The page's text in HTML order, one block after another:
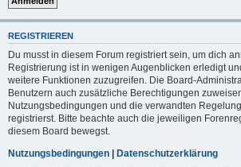
REGISTRIEREN
Du musst in diesem Forum registriert sein, um dich
Registrierung ist in wenigen Augenblicken erledigt
weitere Funktionen zuzugreifen. Die Board-
Benutzern auch zusätzliche Berechtigungen
Nutzungsbedingungen und die verwandten
registrierst. Bitte beachte auch die jeweiligen
diesem Board bewegst.
Nutzungsbedingungen | Datenschutzerklärung